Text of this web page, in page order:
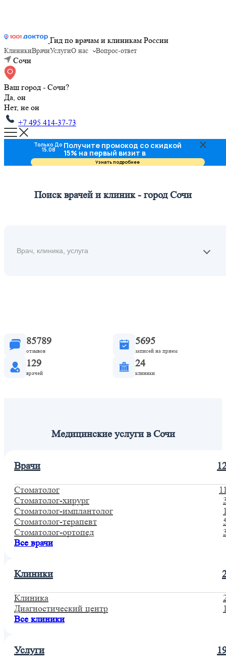
Гид по врачам и клиникам России
КлиникиВрачиУслугиО нас Вопрос-ответ
Сочи
Ваш город - Сочи?
Да, он
Нет, не он
+7 495 414-37-73
Поиск врачей и клиник - город Сочи
85789
отзывов
5695
записей на прием
129
врачей
24
клиники
Медицинские услуги в Сочи
Врачи
Стоматолог
Стоматолог-хирург
Стоматолог-имплантолог
Стоматолог-терапевт
Стоматолог-ортопед
Все врачи
Клиники
Клиника
Диагностический центр
Все клиники
Услуги
Только До
15.08 Получите промокод со скидкой
15% на первый визит в
стоматологию
Узнать подробнее